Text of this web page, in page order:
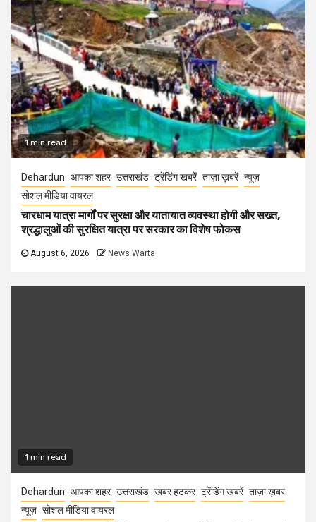
1 min read
Dehardun आपका शहर उत्तराखंड ट्रेंडिंग खबरें ताज़ा ख़बरें न्यूज़
सोशल मीडिया वायरल
चारधाम यात्रा मार्गों पर सुरक्षा और यातायात व्यवस्था होगी और सख्त,
श्रद्धालुओं की सुरक्षित यात्रा पर सरकार का विशेष फोकस
August 6, 2026 News Warta
1 min read
Dehardun आपका शहर उत्तराखंड खबर हटकर ट्रेंडिंग खबरें ताज़ा ख़बर
न्यूज़ सोशल मीडिया वायरल